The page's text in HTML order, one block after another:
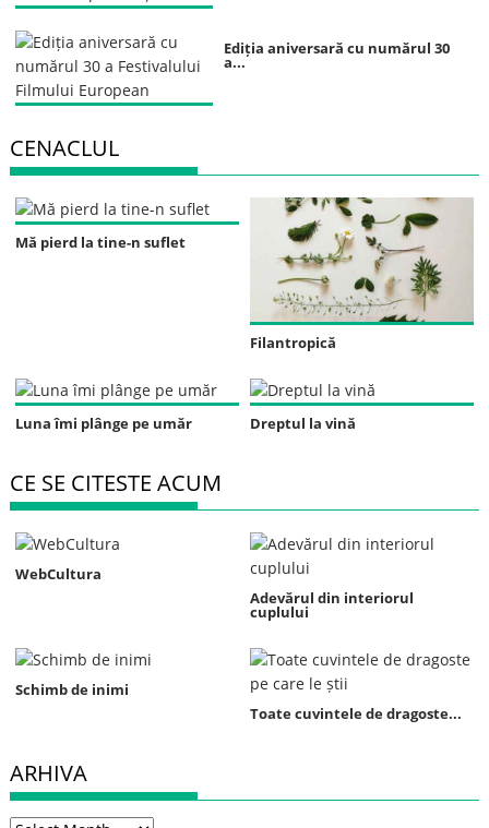
Ediția aniversară cu numărul 30
a...
CENACLUL
Mă pierd la tine-n suflet
Filantropică
Luna îmi plânge pe umăr Dreptul la vină
CE SE CITESTE ACUM
WebCultura
Adevărul din interiorul
cuplului
Schimb de inimi
Toate cuvintele de dragoste...
ARHIVA